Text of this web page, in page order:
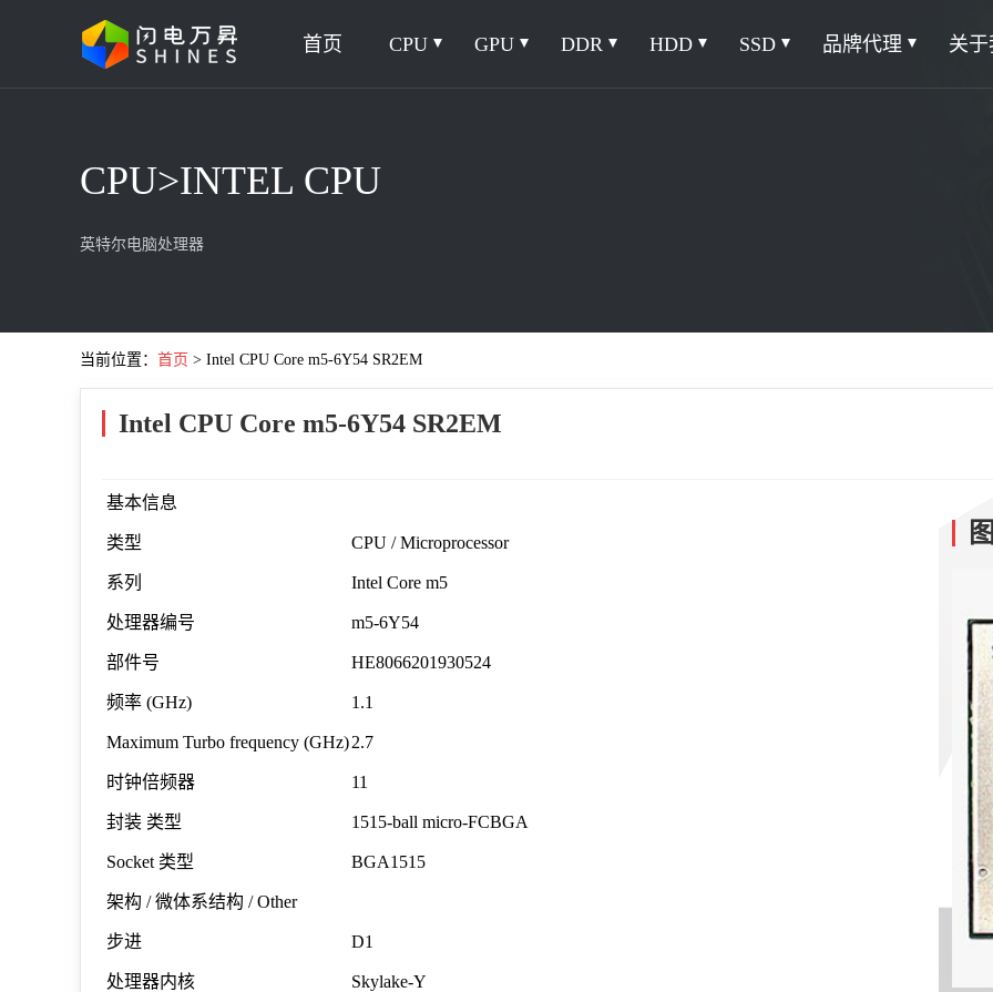
首页 CPU GPU DDR HDD SSD 品牌代理 关
CPU>INTEL CPU
英特尔电脑处理器
当前位置： 首页 > Intel CPU Core m5-6Y54 SR2EM
Intel CPU Core m5-6Y54 SR2EM
基本信息
类型 CPU / Microprocessor
系列 Intel Core m5
处理器编号 m5-6Y54
部件号 HE8066201930524
频率 (GHz) 1.1
Maximum Turbo frequency (GHz)2.7
时钟倍频器 11
封装 类型 1515-ball micro-FCBGA
Socket 类型 BGA1515
架构 / 微体系结构 / Other
步进 D1
处理器内核 Skylake-Y